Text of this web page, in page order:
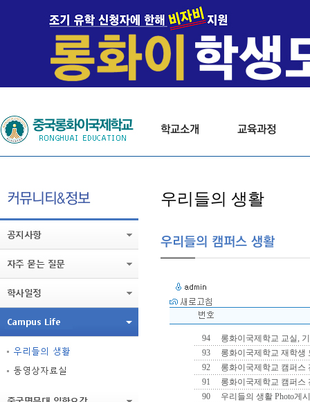
우리들의 생활
94
롱화이국제학교 교실,
93
롱화이국제학교 재학생
92
롱화이국제학교 캠퍼스
91
롱화이국제학교 캠퍼스
90
우리들의 생활 Photo게